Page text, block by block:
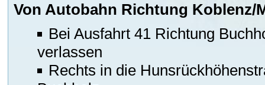
Von Autobahn Richtung Koblenz/
Bei Ausfahrt 41 Richtung
verlassen
Rechts in die